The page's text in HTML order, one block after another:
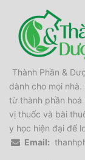
Thành Phần &
dành cho mọi
từ thành phần hoá
vị thuốc và bài
y học hiện đại để
Email: